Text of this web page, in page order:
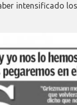
intensificado